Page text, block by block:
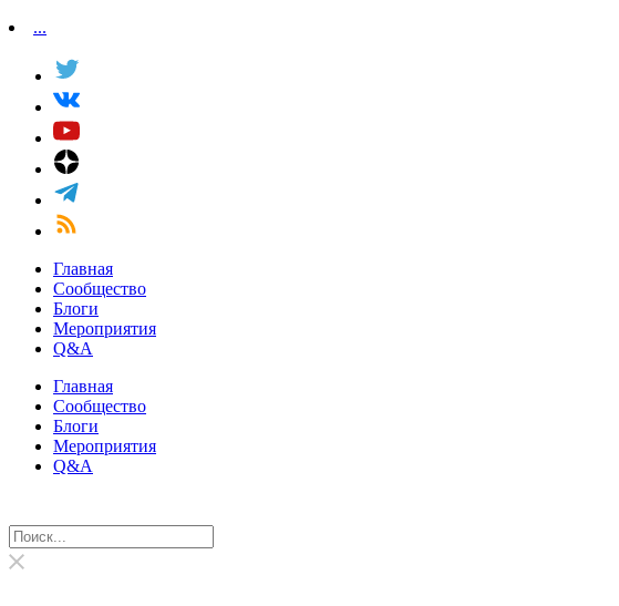
...
Главная
Сообщество
Блоги
Мероприятия
Q&A
Главная
Сообщество
Блоги
Мероприятия
Q&A